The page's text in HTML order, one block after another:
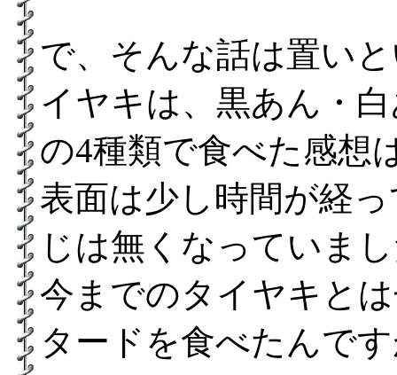
で、そんな話は置い
イヤキは、黒あん・
の4種類で食べた感想
表面は少し時間が経
じは無くなっていま
今までのタイヤキと
タードを食べたんで